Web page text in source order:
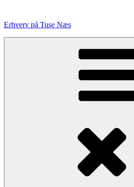
indhold
Erhverv på Tuse Næs